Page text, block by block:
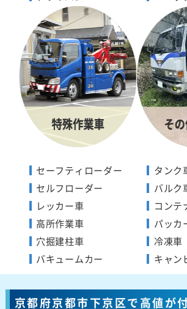
セーフティローダー
セルフローダー
レッカー車
高所作業車
穴掘建柱車
バキュームカー
タンク
バルク
コンテ
パッカ
冷凍車
キャン
京都府京都市下京区で高値が